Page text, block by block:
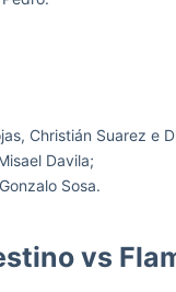
Christián Suarez e
Davila;
Sosa.
vs